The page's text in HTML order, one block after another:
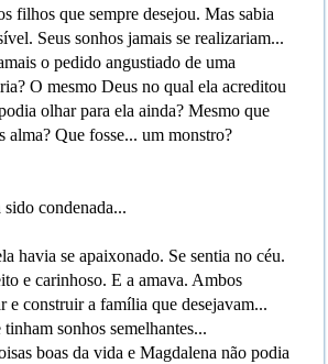
filhos que sempre desejou. Mas sabia
Seus sonhos jamais se realizariam...
o pedido angustiado de uma
O mesmo Deus no qual ela acreditou
olhar para ela ainda? Mesmo que
alma? Que fosse... um monstro?
condenada...
havia se apaixonado. Se sentia no céu.
e carinhoso. E a amava. Ambos
e construir a família que desejavam...
sonhos semelhantes...
boas da vida e Magdalena não podia